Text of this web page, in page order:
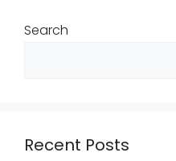
Search
Recent Posts